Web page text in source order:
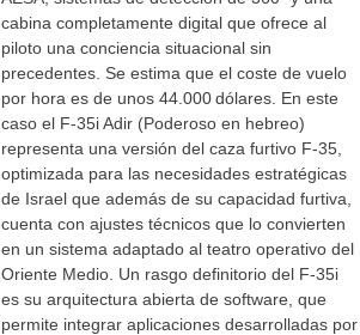
cabina completamente digital que ofrece al
piloto una conciencia situacional sin
precedentes. Se estima que el coste de vuelo
por hora es de unos 44.000 dólares. En este
caso el F‑35i Adir (Poderoso en hebreo)
representa una versión del caza furtivo F‑35,
optimizada para las necesidades estratégicas
de Israel que además de su capacidad furtiva,
cuenta con ajustes técnicos que lo convierten
en un sistema adaptado al teatro operativo del
Oriente Medio. Un rasgo definitorio del F‑35i
es su arquitectura abierta de software, que
permite integrar aplicaciones desarrolladas por